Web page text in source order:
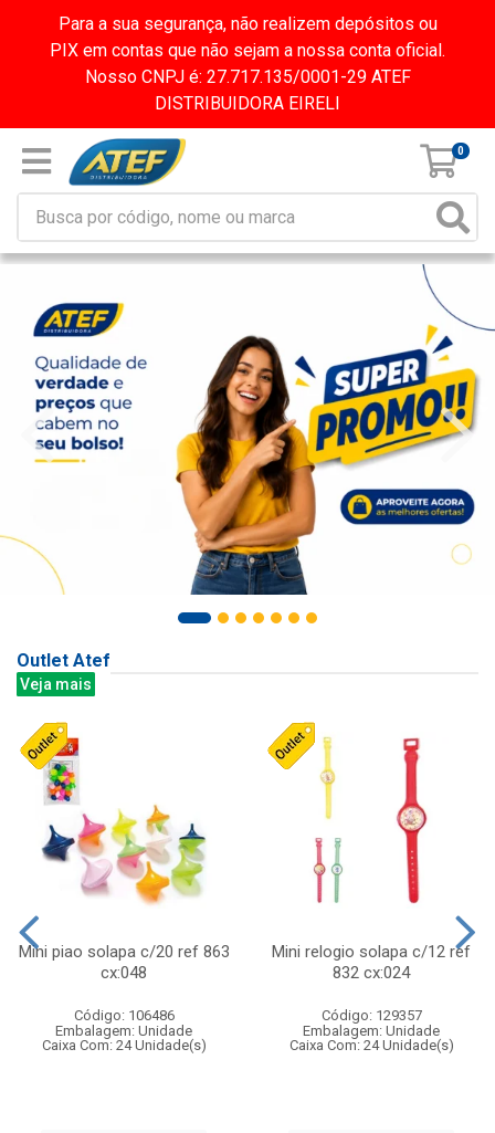
Para a sua segurança, não realizem depósitos ou
PIX em contas que não sejam a nossa conta oficial.
Nosso CNPJ é: 27.717.135/0001-29 ATEF
DISTRIBUIDORA EIRELI
0
Outlet Atef
Veja mais
Mini piao solapa c/20 ref 863
cx:048
Código: 106486
Embalagem: Unidade
Caixa Com: 24 Unidade(s)
Mini relogio solapa c/12 ref
832 cx:024
Código: 129357
Embalagem: Unidade
Caixa Com: 24 Unidade(s)